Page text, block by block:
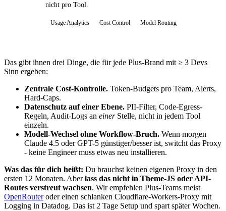
nicht pro Tool.
Usage Analytics Cost Control Model Routing
Das gibt ihnen drei Dinge, die für jede Plus-Brand mit ≥ 3 Devs
Sinn ergeben:
Zentrale Cost-Kontrolle. Token-Budgets pro Team, Alerts,
Hard-Caps.
Datenschutz auf einer Ebene. PII-Filter, Code-Egress-
Regeln, Audit-Logs an einerStelle, nicht in jedem Tool
einzeln.
Modell-Wechsel ohne Workflow-Bruch. Wenn morgen
Claude 4.5 oder GPT-5 günstiger/besser ist, switcht das Proxy
- keine Engineer muss etwas neu installieren.
Was das für dich heißt: Du brauchst keinen eigenen Proxy in den
ersten 12 Monaten. Aberlass das nicht in Theme-JS oder API-
Routes verstreut wachsen. Wir empfehlen Plus-Teams meist
OpenRouteroder einen schlanken Cloudflare-Workers-Proxy mit
Logging in Datadog. Das ist 2 Tage Setup und spart später Wochen.